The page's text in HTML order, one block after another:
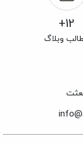
12+
وبلاگ